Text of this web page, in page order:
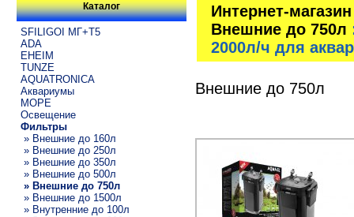
Каталог
SFILIGOI МГ+Т5
ADA
EHEIM
TUNZE
AQUATRONICA
Аквариумы
МОРЕ
Освещение
Фильтры
» Внешние до 160л
» Внешние до 250л
» Внешние до 350л
» Внешние до 500л
» Внешние до 750л
» Внешние до 1500л
» Внутренние до 100л
Интернет-
Внешние до 750л
2000л/ч для
Внешние до 750л